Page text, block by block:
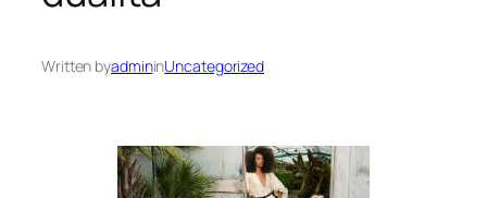
Written byadmininUncategorized